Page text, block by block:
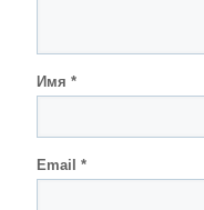
Имя *
Email *